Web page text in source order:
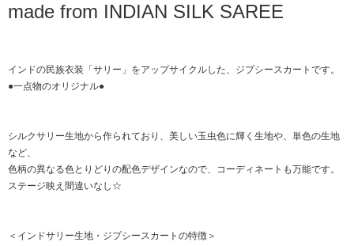
made from INDIAN SILK SAREE
インドの民族衣装「サリー」をアップサイクルした、ジプシースカートです。
●一点物のオリジナル●
シルクサリー生地から作られており、美しい玉虫色に輝く生地や、単色の生地
など、
色柄の異なる色とりどりの配色デザインなので、コーディネートも万能です。
ステージ映え間違いなし☆
＜インドサリー生地・ジプシースカートの特徴＞